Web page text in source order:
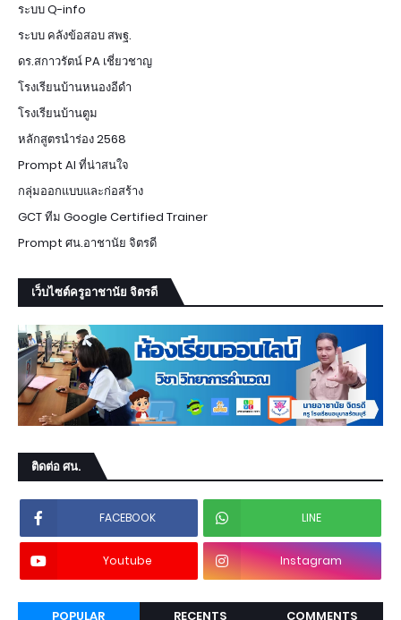
ระบบ Q-info
ระบบ คลังข้อสอบ สพฐ.
ดร.สกาวรัตน์ PA เชี่ยวชาญ
โรงเรียนบ้านหนองอีดำ
โรงเรียนบ้านตูม
หลักสูตรนำร่อง 2568
Prompt AI ที่น่าสนใจ
กลุ่มออกแบบและก่อสร้าง
GCT ทีม Google Certified Trainer
Prompt ศน.อาชานัย จิตรดี
เว็บไซต์ครูอาชานัย จิตรดี
ติดต่อ ศน.
FACEBOOK LINE
Youtube Instagram
POPULAR RECENTS COMMENTS